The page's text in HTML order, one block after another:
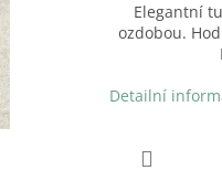
Elegantní
ozdobou.
Detailní